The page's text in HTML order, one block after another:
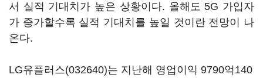
서 실적 기대치가 높은 상황이다. 올해도 5G 가입자
가 증가할수록 실적 기대치를 높일 것이란 전망이 나
온다.
LG유플러스(032640)는 지난해 영업이익 9790억140